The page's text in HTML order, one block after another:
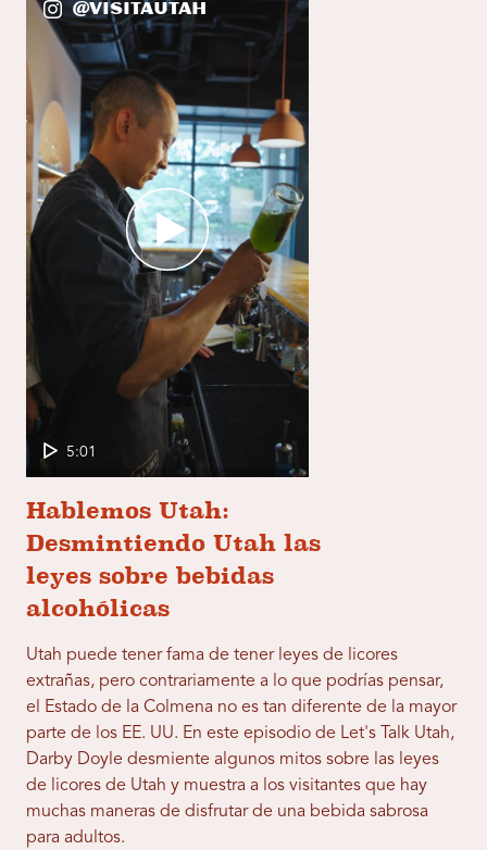
@VisitaUtah
5:01
Hablemos Utah:
Desmintiendo Utah las
leyes sobre bebidas
alcohólicas
Utah puede tener fama de tener leyes de licores
extrañas, pero contrariamente a lo que podrías pensar,
el Estado de la Colmena no es tan diferente de la mayor
parte de los EE. UU. En este episodio de Let's Talk Utah,
Darby Doyle desmiente algunos mitos sobre las leyes
de licores de Utah y muestra a los visitantes que hay
muchas maneras de disfrutar de una bebida sabrosa
para adultos.